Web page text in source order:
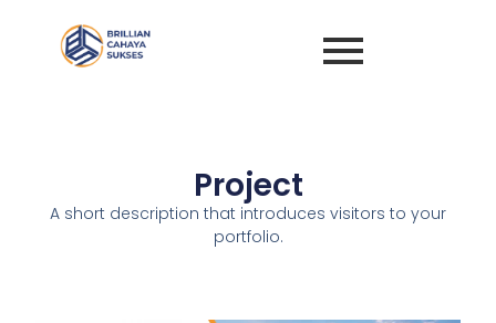
Project
A short description that introduces visitors to your
portfolio.